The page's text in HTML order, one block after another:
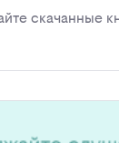
скачанные